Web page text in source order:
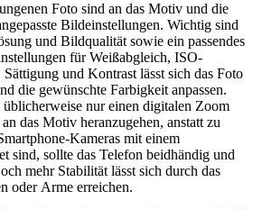
Foto sind an das Motiv und die
Bildeinstellungen. Wichtig sind
und Bildqualität sowie ein passendes
für Weißabgleich, ISO-
und Kontrast lässt sich das Foto
die gewünschte Farbigkeit anpassen.
nur einen digitalen Zoom
das Motiv heranzugehen, anstatt zu
Kameras mit einem
sind, sollte das Telefon beidhändig und
mehr Stabilität lässt sich durch das
oder Arme erreichen.